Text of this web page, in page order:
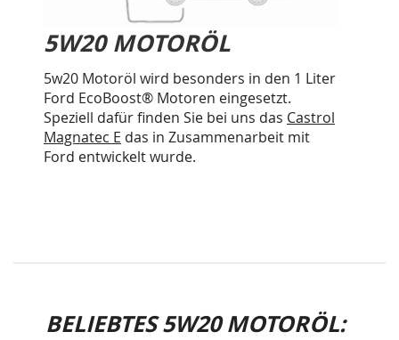
5W20 MOTORÖL
5w20 Motoröl wird besonders in den 1 Liter
Ford EcoBoost® Motoren eingesetzt.
Speziell dafür finden Sie bei uns das Castrol
Magnatec E das in Zusammenarbeit mit
Ford entwickelt wurde.
BELIEBTES 5W20 MOTORÖL: